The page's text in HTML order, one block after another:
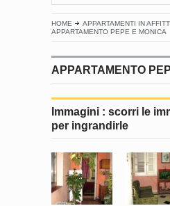
HOME
APPARTAMENTI IN
APPARTAMENTO PEPE E MONICA
APPARTAMENTO
Immagini : scorri le
per ingrandirle